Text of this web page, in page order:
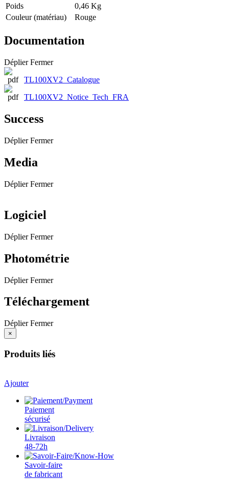
Poids
0,46 Kg
Couleur (matériau)
Rouge
Documentation
Déplier Fermer
TL100XV2_Catalogue
TL100XV2_Notice_Tech_FRA
Success
Déplier Fermer
Media
Déplier Fermer
Logiciel
Déplier Fermer
Photométrie
Déplier Fermer
Téléchargement
Déplier Fermer
×
Produits liés
Ajouter
Paiement
sécurisé
Livraison
48-72h
Savoir-faire
de fabricant